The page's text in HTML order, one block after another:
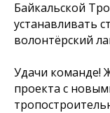
Байкальской
устанавливать
волонтёрский
Удачи команде!
проекта с